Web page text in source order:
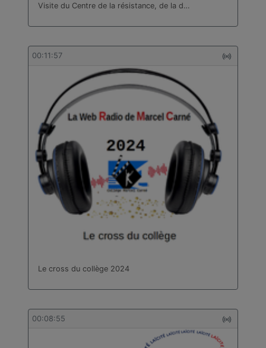
Visite du Centre de la résistance, de la d…
00:11:57
Le cross du collège 2024
00:08:55